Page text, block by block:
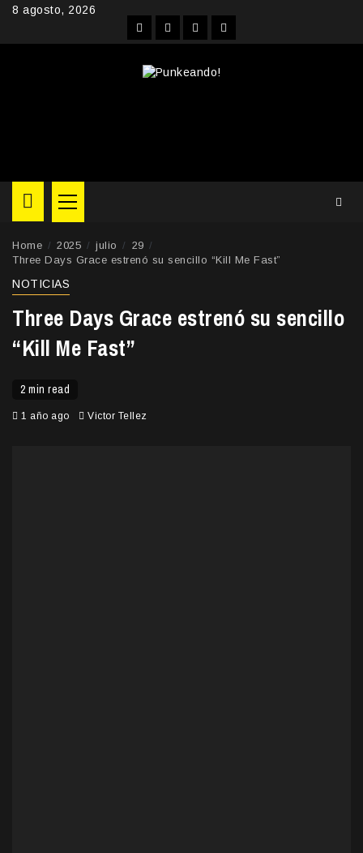
Skip8 agosto, 2026
FacebookInstagram
YouTubeTwitter
Primary
Menu
Home 2025 julio
29
Three Days Grace estrenó su sencillo “Kill Me Fast”
NOTICIAS
Three Days Grace estrenó su sencillo
“Kill Me Fast”
2 min read
1 año ago Victor Tellez